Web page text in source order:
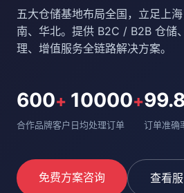
五大仓储基地布局全国，立足上
南、华北。提供 B2C / B2B 仓储
理、增值服务全链路解决方案。
600+
合作品牌客户
10000+
日均处理订单 订单准确
免费方案咨询 查看